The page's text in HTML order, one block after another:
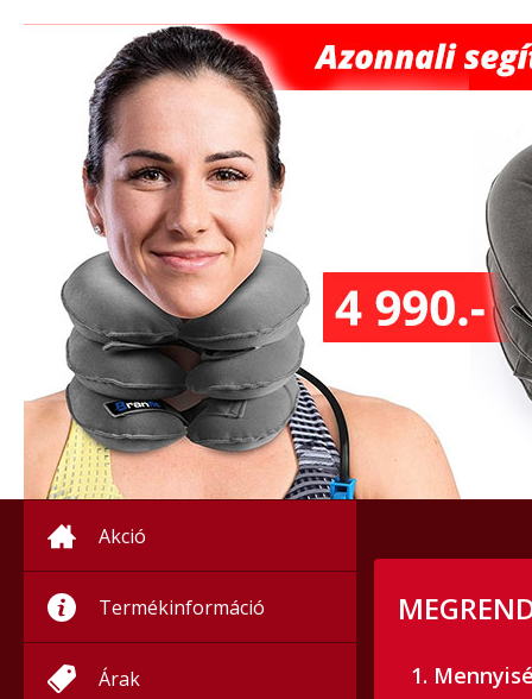
Akció
Termékinformáció
Árak 1.